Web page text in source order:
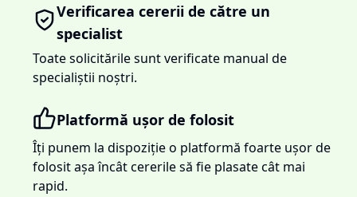
Verificarea cererii de către un
specialist
Toate solicitările sunt verificate manual de
specialiștii noștri.
Platformă ușor de folosit
Îți punem la dispoziție o platformă foarte ușor de
folosit așa încât cererile să fie plasate cât mai
rapid.